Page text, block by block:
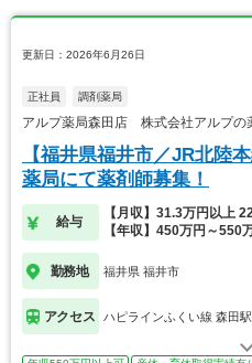
更新日：2026年6月26日
正社員 調剤薬局
アルプ薬局森田店 株式会社アルプの
【福井県福井市／JR北
薬局にて薬剤師募集！
給与
【月収】31.3万円以上
【年収】450万円～550
勤務地 福井県 福井市
アクセス ハピラインふくい線 森田駅